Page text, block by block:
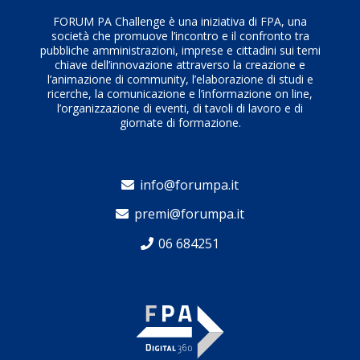
FORUM PA Challenge è una iniziativa di FPA, una
società che promuove l’incontro e il confronto tra
pubbliche amministrazioni, imprese e cittadini sui temi
chiave dell’innovazione attraverso la creazione e
l’animazione di community, l’elaborazione di studi e
ricerche, la comunicazione e l’informazione on line,
l’organizzazione di eventi, di tavoli di lavoro e di
giornate di formazione.
info@forumpa.it
premi@forumpa.it
06 684251